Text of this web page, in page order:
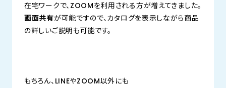
在宅ワークで、ZOOMを利用される方が増えてきました。
画面共有が可能ですので、カタログを表示しながら商品
の詳しいご説明も可能です。
もちろん、LINEやZOOM以外にも